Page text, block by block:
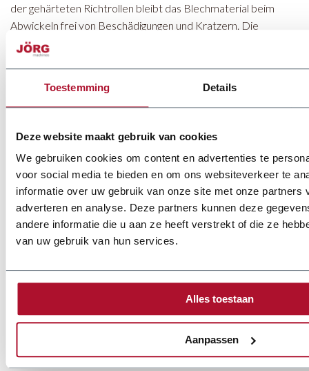
Toestemming Details
Deze website maakt gebruik van cookies
We gebruiken cookies om content en advertenties te
voor social media te bieden en om ons websiteverkeer te
informatie over uw gebruik van onze site met onze partners
adverteren en analyse. Deze partners kunnen deze
andere informatie die u aan ze heeft verstrekt of die ze
van uw gebruik van hun services.
Alles toestaan
Aanpassen
der gehärteten Richtrollen bleibt das Blechmaterial beim
Abwickeln frei von Beschädigungen und Kratzern. Die
einfache Bedienung sorgt zusätzlich für hohen Bedienkomfort
im täglichen Einsatz.
gemacht. Profile können jetzt schnell, präzise und mit
diesem Maschinenpark ist JR Dakwerken bestens für die
Zukunft gerüstet.